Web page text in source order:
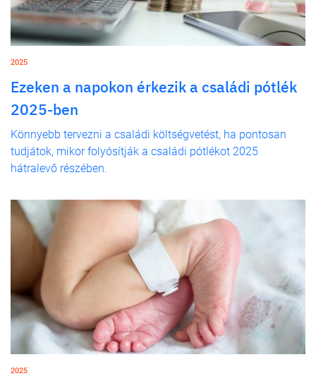
2025
Ezeken a napokon érkezik a családi pótlék
2025-ben
Könnyebb tervezni a családi költségvetést, ha pontosan
tudjátok, mikor folyósítják a családi pótlékot 2025
hátralevő részében.
2025